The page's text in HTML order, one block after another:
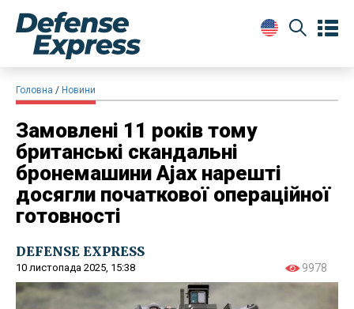
Головна Новини
Замовлені 11 років тому
британські скандальні
бронемашини Ajax нарешті
досягли початкової операційної
готовності
DEFENSE EXPRESS
10 листопада 2025, 15:38 9978